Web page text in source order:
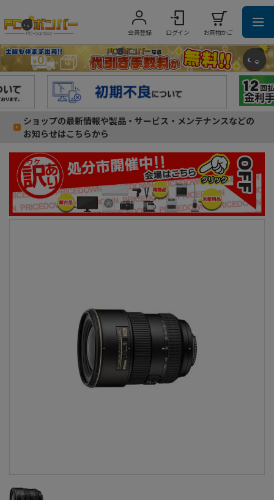
会員登録 ログイン お買物かご
ショップの最新情報や製品・サービス・メンテナンスなどの
お知らせはこちらから